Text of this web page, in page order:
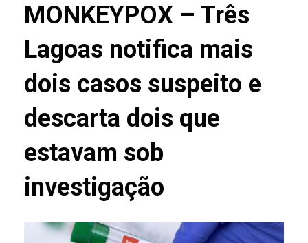
MONKEYPOX – Três
Lagoas notifica mais
dois casos suspeito e
descarta dois que
estavam sob
investigação